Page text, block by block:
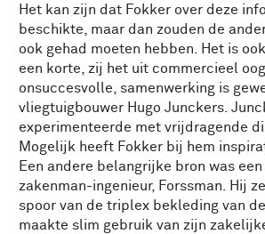
Het kan zijn dat Fokker over deze
beschikte, maar dan zouden de
ook gehad moeten hebben. Het is
een korte, zij het uit commercieel
onsuccesvolle, samenwerking is
vliegtuigbouwer Hugo Junckers.
experimenteerde met vrijdragende
Mogelijk heeft Fokker bij hem
Een andere belangrijke bron was
zakenman-ingenieur, Forssman. Hij
spoor van de triplex bekleding van
maakte slim gebruik van zijn